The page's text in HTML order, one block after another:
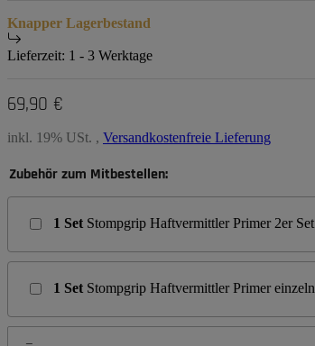
Knapper Lagerbestand
Lieferzeit: 1 - 3 Werktage
69,90 €
inkl. 19% USt. , Versandkostenfreie Lieferung
Zubehör zum Mitbestellen:
1 Set Stompgrip Haftvermittler Primer 2er Set
1 Set Stompgrip Haftvermittler Primer einzeln